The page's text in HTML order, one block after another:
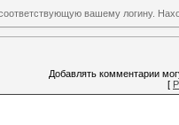
вашему логину.
Добавлять комментарии
[